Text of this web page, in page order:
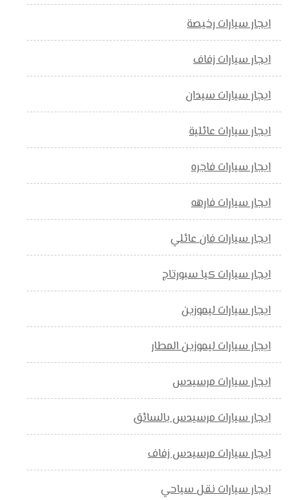
ايجار سيارات رخيصة
ايجار سيارات زفاف
ايجار سيارات سيدان
ايجار سيارات عائلية
ايجار سيارات فاجره
ايجار سيارات فارهه
ايجار سيارات فان عائلي
ايجار سيارات كيا سبورتاج
ايجار سيارات ليموزين
ايجار سيارات ليموزين المطار
ايجار سيارات مرسيدس
ايجار سيارات مرسيدس بالسائق
ايجار سيارات مرسيدس زفاف
ايجار سيارات نقل سياحي